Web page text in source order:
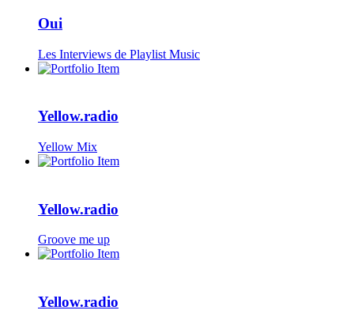
Oui
Les Interviews de Playlist Music
Yellow.radio
Yellow Mix
Yellow.radio
Groove me up
Yellow.radio